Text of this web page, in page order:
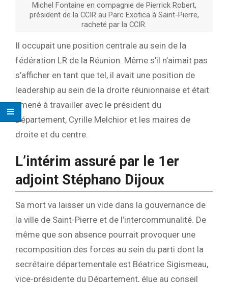
Michel Fontaine en compagnie de Pierrick Robert,
président de la CCIR au Parc Exotica à Saint-Pierre,
racheté par la CCIR.
Il occupait une position centrale au sein de la
fédération LR de la Réunion. Même s’il n’aimait pas
s’afficher en tant que tel, il avait une position de
leadership au sein de la droite réunionnaise et était
amené à travailler avec le président du
Département, Cyrille Melchior et les maires de
droite et du centre.
L’intérim assuré par le 1er
adjoint Stéphano Dijoux
Sa mort va laisser un vide dans la gouvernance de
la ville de Saint-Pierre et de l’intercommunalité. De
même que son absence pourrait provoquer une
recomposition des forces au sein du parti dont la
secrétaire départementale est Béatrice Sigismeau,
vice-présidente du Département, élue au conseil